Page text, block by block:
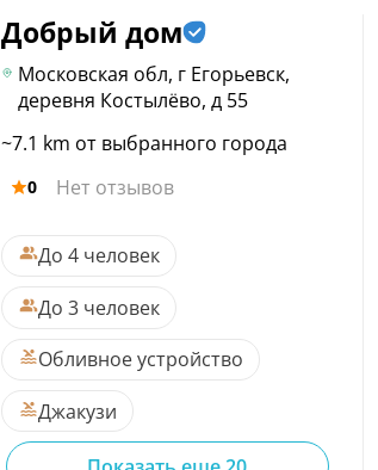
Добрый дом
Московская обл, г Егорьевск,
деревня Костылёво, д 55
~7.1 km от выбранного города
0 Нет отзывов
До 4 человек
До 3 человек
Обливное устройство
Джакузи